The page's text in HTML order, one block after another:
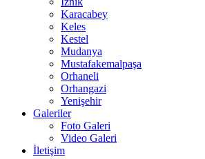
Karacabey
Keles
Kestel
Mudanya
Mustafakemalpaşa
Orhaneli
Orhangazi
Yenişehir
Galeriler
Foto Galeri
Video Galeri
İletişim